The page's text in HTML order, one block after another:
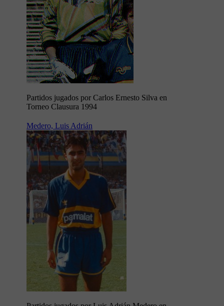
Partidos jugados por Carlos Ernesto Silva en
Torneo Clausura 1994
Medero, Luis Adrián